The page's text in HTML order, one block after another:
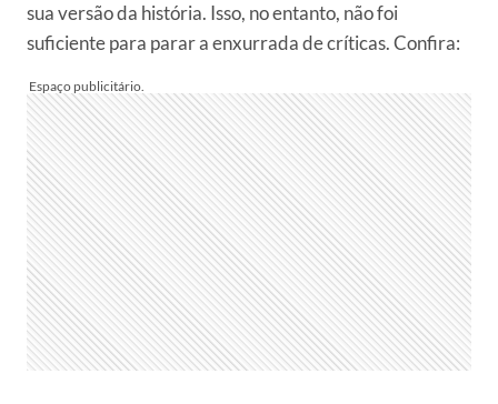
sua versão da história. Isso, no entanto, não foi
suficiente para parar a enxurrada de críticas. Confira: